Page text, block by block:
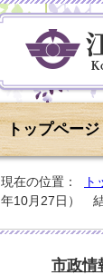
トップページ
現在の位置： ト
年10月27日）
市政情